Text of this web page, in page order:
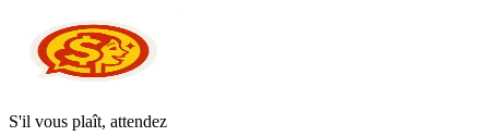
S'il vous plaît, attendez